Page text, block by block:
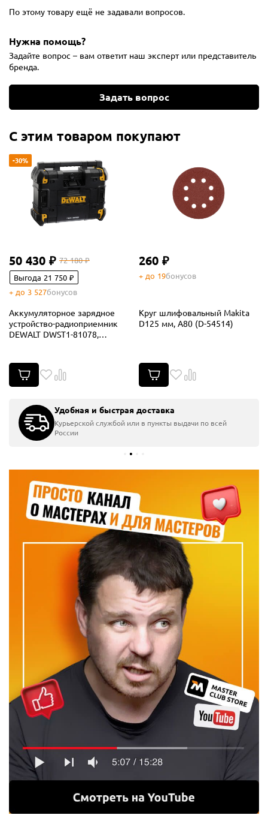
По этому товару ещё не задавали вопросов.
Нужна помощь?
Задайте вопрос – вам ответит наш эксперт или представитель
бренда.
Задать вопрос
С этим товаром покупают
-30%
50 430 ₽ 72 180 ₽
Выгода 21 750 ₽
+ до 3 527бонусов
Аккумуляторное зарядное
устройство-радиоприемник
DEWALT DWST1-81078,
260 ₽
+ до 19бонусов
Круг шлифовальный Makita
D125 мм, A80 (D-54514)
Удобная и быстрая доставка
Курьерской службой или в пункты выдачи по всей
России